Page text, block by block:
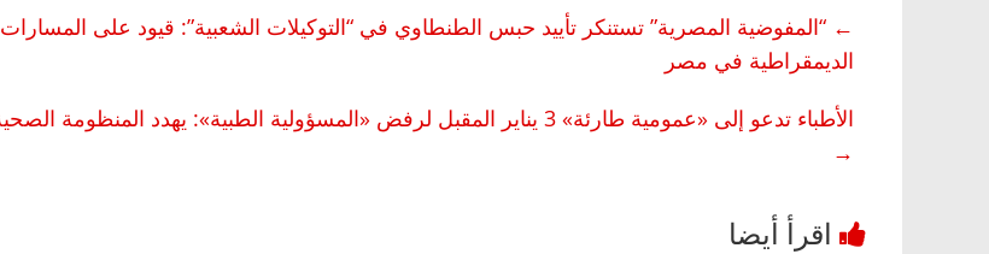
← “المفوضية المصرية” تستنكر تأييد حبس الطنطاوي في “التوكيلات الشعبية”: قيود على المسارات
الديمقراطية في مصر
الأطباء تدعو إلى «عمومية طارئة» 3 يناير المقبل لرفض «المسؤولية الطبية»: يهدد المنظومة الصحية بالكامل
→